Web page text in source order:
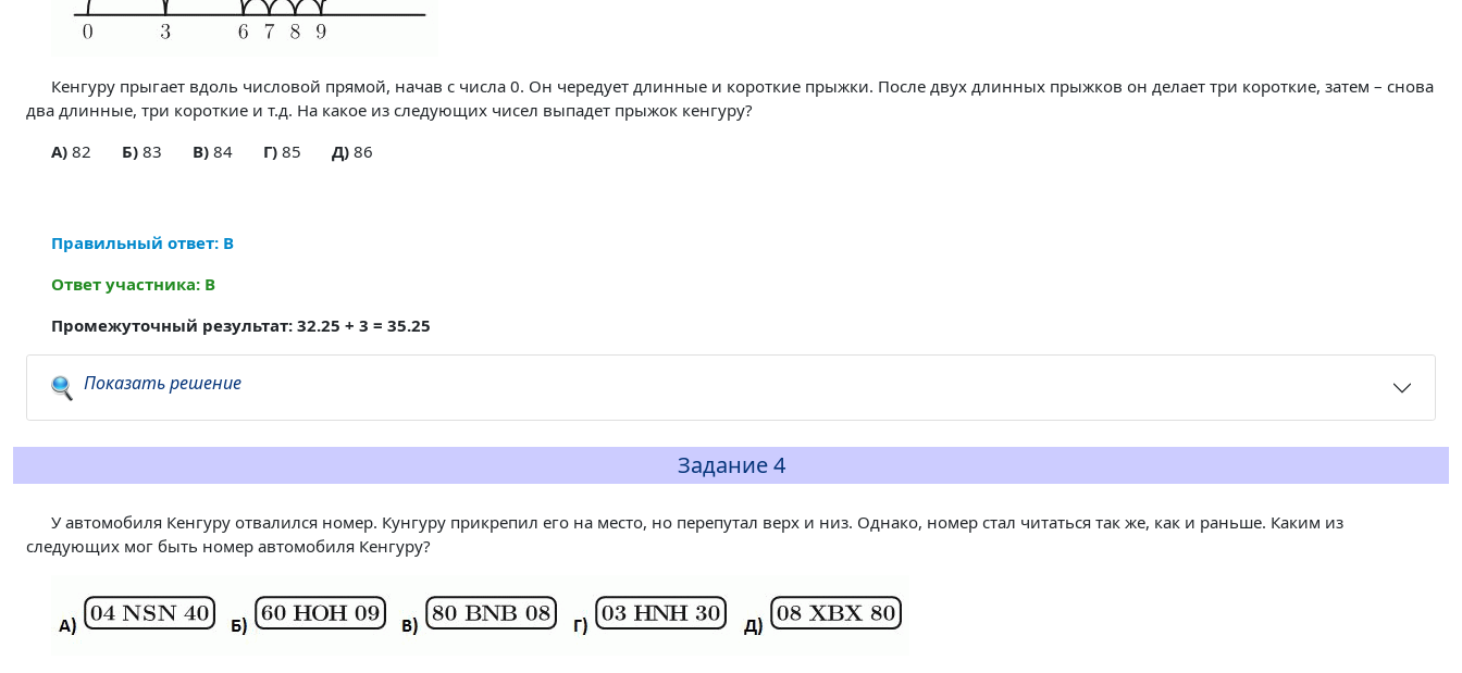
Кенгуру прыгает вдоль числовой прямой, начав с числа 0. Он чередует длинные и короткие прыжки. После двух длинных прыжков он делает три короткие, затем – снова
два длинные, три короткие и т.д. На какое из следующих чисел выпадет прыжок кенгуру?
A)82 Б)83 В)84 Г)85 Д)86
Правильный ответ: В
Ответ участника: В
Промежуточный результат: 32.25 + 3 = 35.25
Показать решение
Задание 4
У автомобиля Кенгуру отвалился номер. Кунгуру прикрепил его на место, но перепутал верх и низ. Однако, номер стал читаться так же, как и раньше. Каким из
следующих мог быть номер автомобиля Кенгуру?